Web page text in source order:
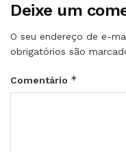
Deixe um
O seu endereço de e-
obrigatórios são
Comentário *